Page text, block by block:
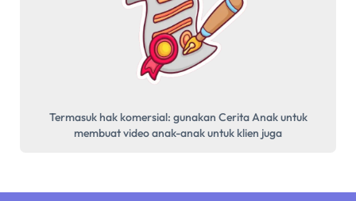
Termasuk hak komersial: gunakan Cerita Anak untuk
membuat video anak-anak untuk klien juga